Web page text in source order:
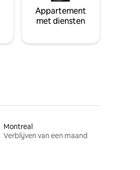
Appartement
met diensten
Montreal
Verblijven van een maand